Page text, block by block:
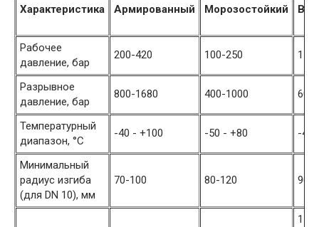
Характеристика Армированный Морозостойкий
Рабочее
давление, бар
200-420 100-250
Разрывное
давление, бар
800-1680 400-1000
Температурный
диапазон, °C
-40 - +100 -50 - +80 -40
Минимальный
радиус изгиба
(для DN 10), мм
70-100 80-120 90-
1-2